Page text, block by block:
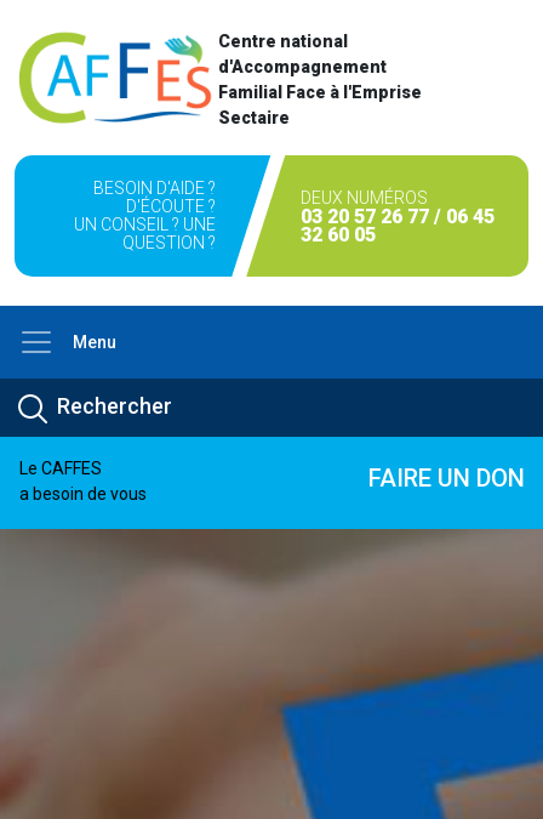
Centre national
d'Accompagnement
Familial Face à l'Emprise
Sectaire
BESOIN D'AIDE ?
D'ÉCOUTE ?
UN CONSEIL ? UNE
QUESTION ?
DEUX NUMÉROS
03 20 57 26 77 / 06 45
32 60 05
Menu
Le CAFFES
a besoin de vous
FAIRE UN DON